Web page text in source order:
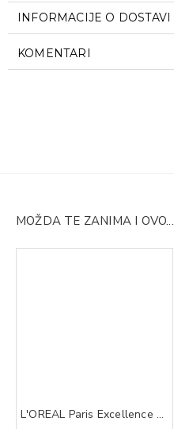
INFORMACIJE O DOSTAVI
KOMENTARI
MOŽDA TE ZANIMA I OVO...
L'OREAL Paris Excellence 7.1 boja za kosu